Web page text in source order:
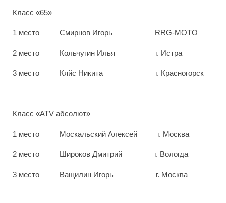
Класс «65»
1 место Смирнов Игорь RRG-MOTO
2 место Кольчугин Илья г. Истра
3 место Кяйс Никита г. Красногорск
Класс «ATV абсолют»
1 место Москальский Алексей г. Москва
2 место Широков Дмитрий г. Вологда
3 место Ващилин Игорь г. Москва